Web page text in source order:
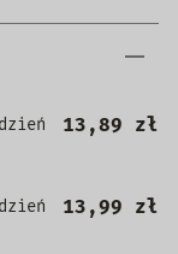
13,89 zł
13,99 zł